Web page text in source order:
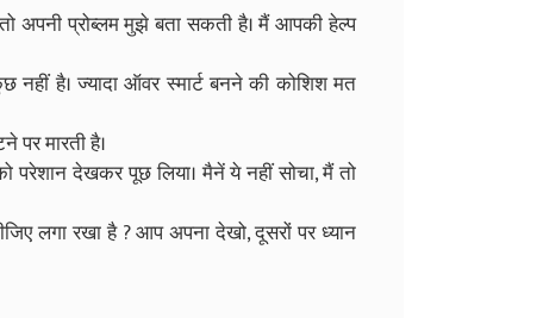
अपनी प्रोब्लम मुझे बता सकती है। मैं आपकी हेल्प
है। ज्यादा ऑवर स्मार्ट बनने की कोशिश मत
पर मारती है।
देखकर पूछ लिया। मैनें ये नहीं सोचा, मैं तो
लगा रखा है ? आप अपना देखो, दूसरों पर ध्यान